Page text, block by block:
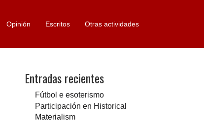
Opinión Escritos Otras actividades
Entradas recientes
Fútbol e esoterismo
Participación en Historical
Materialism